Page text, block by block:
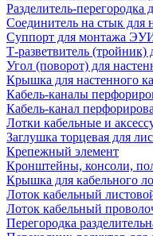
Разделитель-перегородка
Соединитель на стык для
Суппорт для монтажа
Т-разветвитель (тройник)
Угол (поворот) для
Крышка для настенного
Кабель-каналы
Кабель-канал
Лотки кабельные и
Заглушка торцевая для
Крепежный элемент
Кронштейны, консоли,
Крышка для кабельного
Лоток кабельный
Лоток кабельный
Перегородка